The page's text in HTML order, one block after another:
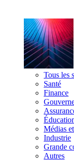
Tous les
Santé
Finance
Médias
Industrie
Grande
Autres